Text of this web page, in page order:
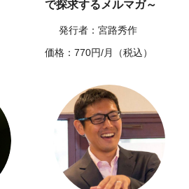
で探求するメルマガ～
発行者：宮路秀作
価格：770円/月（税込）